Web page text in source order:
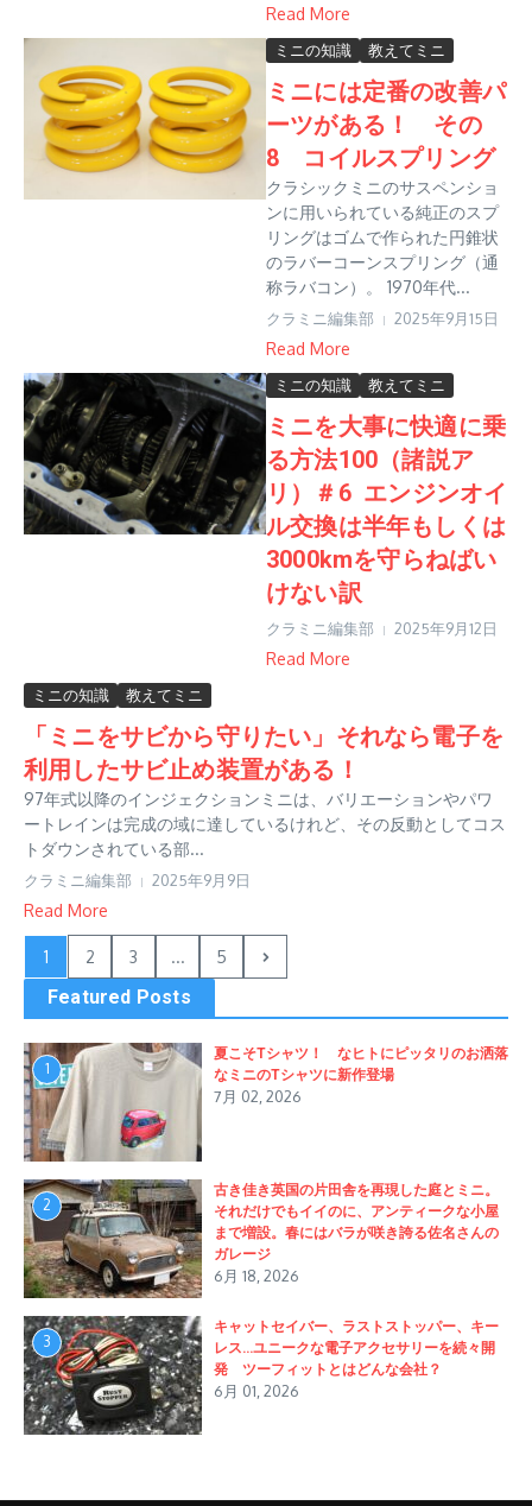
Read More
ミニの知識 教えてミニ
ミニには定番の改善パ
ーツがある！ その
8 コイルスプリング
クラシックミニのサスペンショ
ンに用いられている純正のスプ
リングはゴムで作られた円錐状
のラバーコーンスプリング（通
称ラバコン）。 1970年代...
クラミニ編集部 2025年9月15日
Read More
ミニの知識 教えてミニ
ミニを大事に快適に乗
る方法100（諸説ア
リ）＃6 エンジンオイ
ル交換は半年もしくは
3000kmを守らねばい
けない訳
クラミニ編集部 2025年9月12日
Read More
ミニの知識 教えてミニ
「ミニをサビから守りたい」それなら電子を
利用したサビ止め装置がある！
97年式以降のインジェクションミニは、バリエーションやパワ
ートレインは完成の域に達しているけれど、その反動としてコス
トダウンされている部...
クラミニ編集部 2025年9月9日
Read More
1 2 3 ... 5
Featured Posts
1
夏こそTシャツ！ なヒトにピッタリのお洒落
なミニのTシャツに新作登場
7月 02, 2026
2
古き佳き英国の片田舎を再現した庭とミニ。
それだけでもイイのに、アンティークな小屋
まで増設。春にはバラが咲き誇る佐名さんの
ガレージ
6月 18, 2026
3
キャットセイバー、ラストストッパー、キー
レス…ユニークな電子アクセサリーを続々開
発 ツーフィットとはどんな会社？
6月 01, 2026